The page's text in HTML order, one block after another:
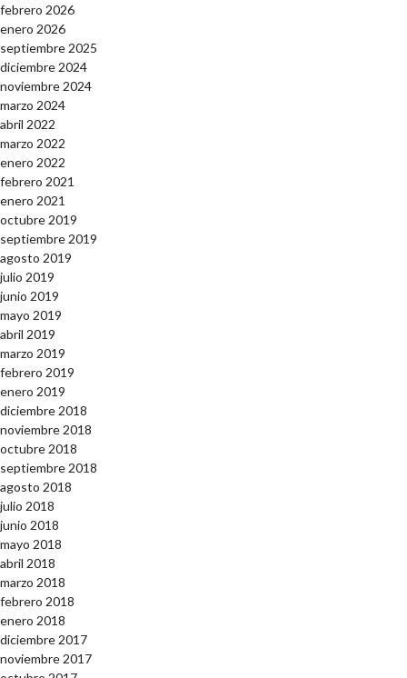
febrero 2026
enero 2026
septiembre 2025
diciembre 2024
noviembre 2024
marzo 2024
abril 2022
marzo 2022
enero 2022
febrero 2021
enero 2021
octubre 2019
septiembre 2019
agosto 2019
julio 2019
junio 2019
mayo 2019
abril 2019
marzo 2019
febrero 2019
enero 2019
diciembre 2018
noviembre 2018
octubre 2018
septiembre 2018
agosto 2018
julio 2018
junio 2018
mayo 2018
abril 2018
marzo 2018
febrero 2018
enero 2018
diciembre 2017
noviembre 2017